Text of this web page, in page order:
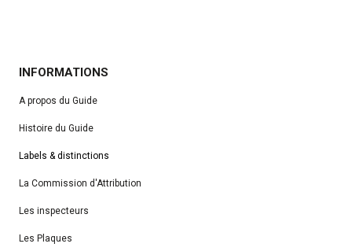
INFORMATIONS
A propos du Guide
Histoire du Guide
Labels & distinctions
La Commission d'Attribution
Les inspecteurs
Les Plaques